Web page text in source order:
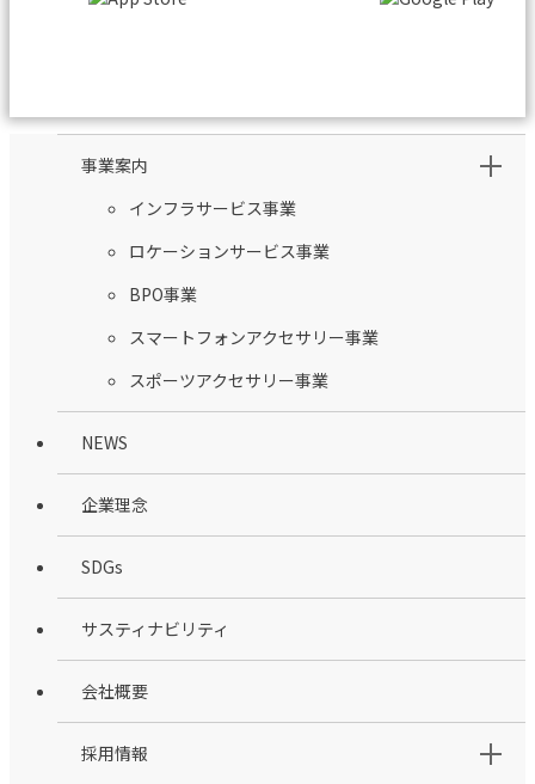
事業案内
インフラサービス事業
ロケーションサービス事業
BPO事業
スマートフォンアクセサリー事業
スポーツアクセサリー事業
NEWS
企業理念
SDGs
サスティナビリティ
会社概要
採用情報